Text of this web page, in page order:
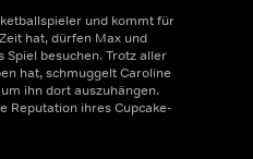
und kommt für
hat, dürfen Max und
Spiel besuchen. Trotz aller
hat, schmuggelt Caroline
ihn dort auszuhängen.
Reputation ihres Cupcake-